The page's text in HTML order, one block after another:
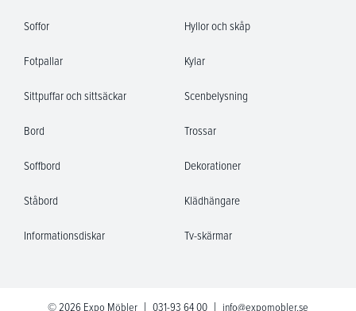
Soffor
Fotpallar
Sittpuffar och sittsäckar
Bord
Soffbord
Ståbord
Informationsdiskar
Hyllor och skåp
Kylar
Scenbelysning
Trossar
Dekorationer
Klädhängare
Tv-skärmar
© 2026 Expo Möbler | 031-93 64 00 | info@expomobler.se